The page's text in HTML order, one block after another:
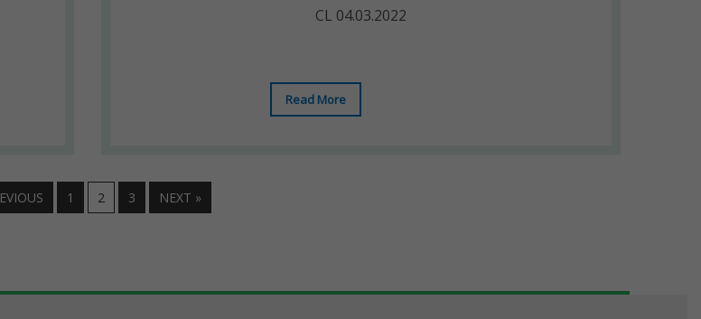
CL 04.03.2022
Read More
1 2 3 NEXT »